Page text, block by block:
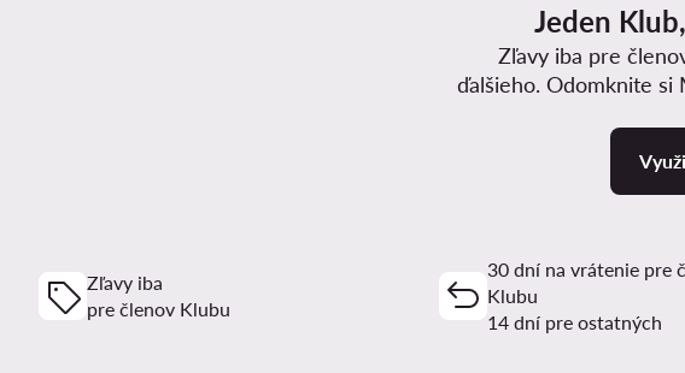
Jeden
Zľavy iba pre
ďalšieho. Odomknite si
Zľavy iba
pre členov Klubu
30 dní na vrátenie pre
Klubu
14 dní pre ostatných